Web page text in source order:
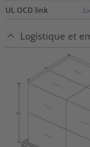
UL OCD link
Logistique et